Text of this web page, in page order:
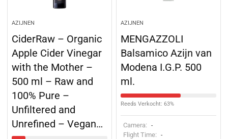
AZIJNEN
CiderRaw – Organic
Apple Cider Vinegar
with the Mother –
500 ml – Raw and
100% Pure –
Unfiltered and
Unrefined – Vegan…
AZIJNEN
MENGAZZOLI
Balsamico Azijn van
Modena I.G.P. 500
ml.
Reeds Verkocht: 63%
Camera: -
Flight Time: -